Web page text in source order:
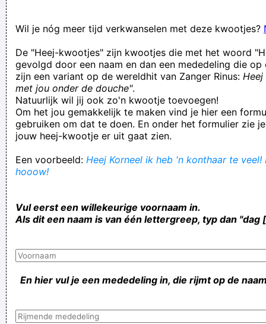
Wil je nóg meer tijd verkwanselen met deze kwootjes?
De "Heej-kwootjes" zijn kwootjes die met het woord
gevolgd door een naam en dan een mededeling die op
zijn een variant op de wereldhit van Zanger Rinus:
met jou onder de douche".
Natuurlijk wil jij ook zo'n kwootje toevoegen!
Om het jou gemakkelijk te maken vind je hier een
gebruiken om dat te doen. En onder het formulier zie
jouw heej-kwootje er uit gaat zien.
Een voorbeeld: Heej Korneel ik heb 'n konthaar te veel!
hooow!
Vul eerst een willekeurige voornaam in.
Als dit een naam is van één lettergreep, typ dan "dag
En hier vul je een mededeling in, die rijmt op de